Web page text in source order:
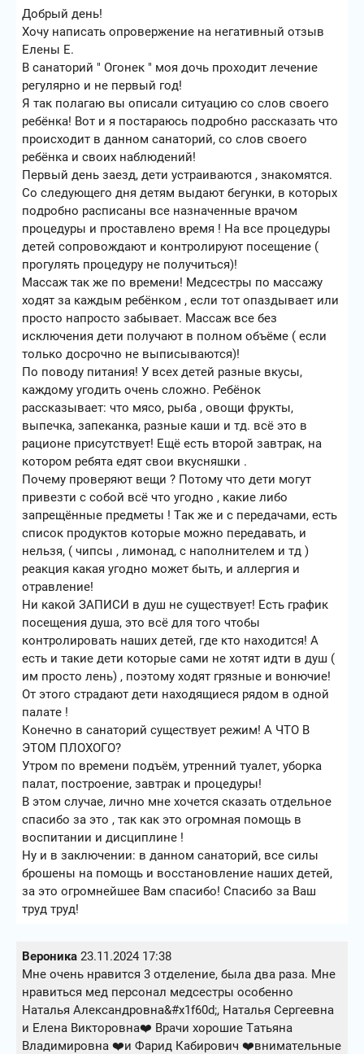
Добрый день!
Хочу написать опровержение на негативный отзыв
Елены Е.
В санаторий " Огонек " моя дочь проходит лечение
регулярно и не первый год!
Я так полагаю вы описали ситуацию со слов своего
ребёнка! Вот и я постараюсь подробно рассказать что
происходит в данном санаторий, со слов своего
ребёнка и своих наблюдений!
Первый день заезд, дети устраиваются , знакомятся.
Со следующего дня детям выдают бегунки, в которых
подробно расписаны все назначенные врачом
процедуры и проставлено время ! На все процедуры
детей сопровождают и контролируют посещение (
прогулять процедуру не получиться)!
Массаж так же по времени! Медсестры по массажу
ходят за каждым ребёнком , если тот опаздывает или
просто напросто забывает. Массаж все без
исключения дети получают в полном объёме ( если
только досрочно не выписываются)!
По поводу питания! У всех детей разные вкусы,
каждому угодить очень сложно. Ребёнок
рассказывает: что мясо, рыба , овощи фрукты,
выпечка, запеканка, разные каши и тд. всё это в
рационе присутствует! Ещё есть второй завтрак, на
котором ребята едят свои вкусняшки .
Почему проверяют вещи ? Потому что дети могут
привезти с собой всё что угодно , какие либо
запрещённые предметы ! Так же и с передачами, есть
список продуктов которые можно передавать, и
нельзя, ( чипсы , лимонад, с наполнителем и тд )
реакция какая угодно может быть, и аллергия и
отравление!
Ни какой ЗАПИСИ в душ не существует! Есть график
посещения душа, это всё для того чтобы
контролировать наших детей, где кто находится! А
есть и такие дети которые сами не хотят идти в душ (
им просто лень) , поэтому ходят грязные и вонючие!
От этого страдают дети находящиеся рядом в одной
палате !
Конечно в санаторий существует режим! А ЧТО В
ЭТОМ ПЛОХОГО?
Утром по времени подъём, утренний туалет, уборка
палат, построение, завтрак и процедуры!
В этом случае, лично мне хочется сказать отдельное
спасибо за это , так как это огромная помощь в
воспитании и дисциплине !
Ну и в заключении: в данном санаторий, все силы
брошены на помощь и восстановление наших детей,
за это огромнейшее Вам спасибо! Спасибо за Ваш
труд труд!
Вероника 23.11.2024 17:38
Мне очень нравится 3 отделение, была два раза. Мне
нравиться мед персонал медсестры особенно
Наталья Александровна&#x1f60d;, Наталья Сергеевна
и Елена Викторовна❤️ Врачи хорошие Татьяна
Владимировна ❤️и Фарид Кабирович ❤️внимательные